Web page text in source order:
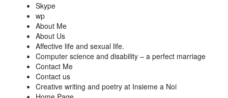
Skype
wp
About Me
About Us
Affective life and sexual life.
Computer science and disability – a perfect marriage
Contact Me
Contact us
Creative writing and poetry at Insieme a Noi